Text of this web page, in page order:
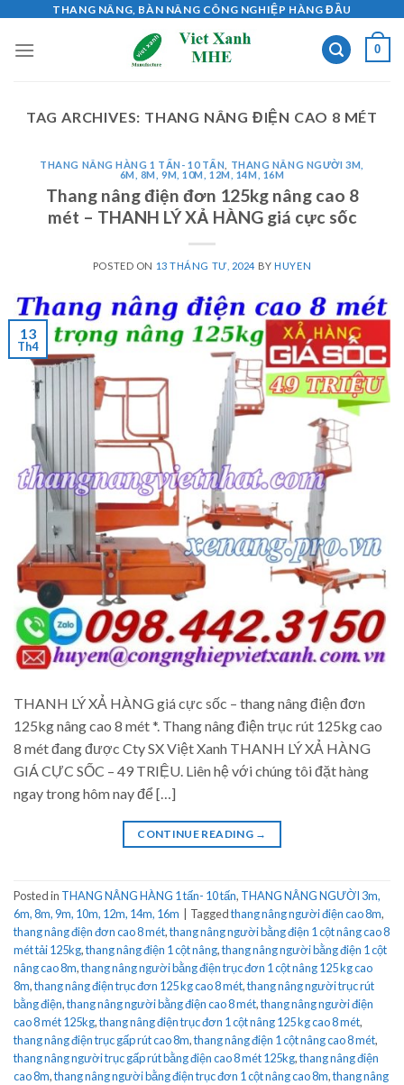
content
THANG NÂNG, BÀN NÂNG CÔNG NGHIỆP HÀNG ĐẦU
0
TAG ARCHIVES: THANG NÂNG ĐIỆN CAO 8 MÉT
THANG NÂNG HÀNG 1 TẤN- 10 TẤN
THANG NÂNG NGƯỜI 3M,
6M, 8M, 9M, 10M, 12M, 14M, 16M
Thang nâng điện đơn 125kg nâng cao 8
mét – THANH LÝ XẢ HÀNG giá cực sốc
POSTED ON 13 THÁNG TƯ, 2024 BYHUYEN
13
Th4
THANH LÝ XẢ HÀNG giá cực sốc – thang nâng điện đơn
125kg nâng cao 8 mét *. Thang nâng điện trục rút 125kg cao
8 mét đang được Cty SX Việt Xanh THANH LÝ XẢ HÀNG
GIÁ CỰC SỐC – 49 TRIỆU. Liên hệ với chúng tôi đặt hàng
ngay trong hôm nay để […]
CONTINUE READING →
Posted in THANG NÂNG HÀNG 1 tấn- 10 tấn, THANG NÂNG NGƯỜI 3m,
6m, 8m, 9m, 10m, 12m, 14m, 16m
Taggedthang nâng người điện cao 8m,
thang nâng điện đơn cao 8 mét,thang nâng người bằng điện 1 cột nâng cao 8
mét tải 125kg,thang nâng điện 1 cột nâng,thang nâng người bằng điện 1 cột
nâng cao 8m,thang nâng người bằng điện trục đơn 1 cột nâng 125 kg cao
8m,thang nâng điện trục đơn 125 kg cao 8 mét,thang nâng người trục rút
bằng điện,thang nâng người bằng điện cao 8 mét,thang nâng người điện
cao 8 mét 125kg,thang nâng điện trục đơn 1 cột nâng 125 kg cao 8 mét,
thang nâng điện trục gấp rút cao 8m,thang nâng điện 1 cột nâng cao 8 mét,
thang nâng người trục gấp rút bằng điện cao 8 mét 125kg,thang nâng điện
cao 8m,thang nâng người bằng điện trục đơn 1 cột nâng cao 8m,thang nâng